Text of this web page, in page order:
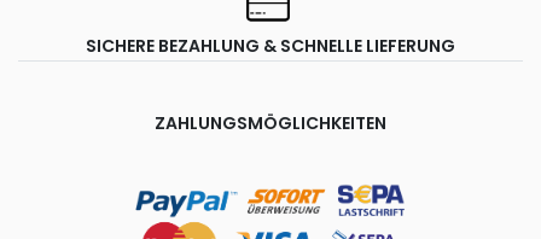
SICHERE BEZAHLUNG & SCHNELLE LIEFERUNG
ZAHLUNGSMÖGLICHKEITEN